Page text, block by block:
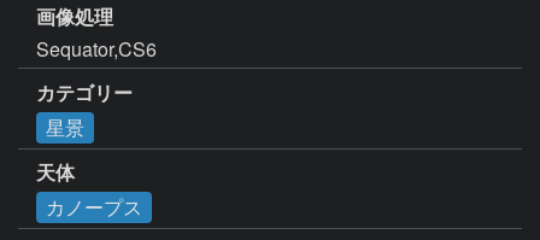
画像処理
Sequator,CS6
カテゴリー
星景
天体
カノープス